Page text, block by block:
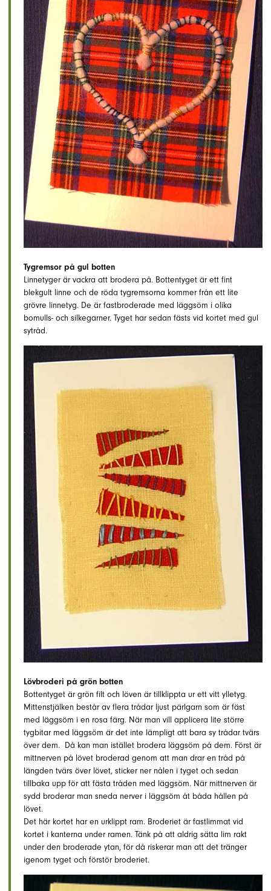
Tygremsor på gul botten
Linnetyger är vackra att brodera på. Bottentyget är ett fint
blekgult linne och de röda tygremsorna kommer från ett lite
grövre linnetyg. De är fastbroderade med läggsöm i olika
bomulls- och silkegarner. Tyget har sedan fästs vid kortet med gul
sytråd.
Lövbroderi på grön botten
Bottentyget är grön filt och löven är tillklippta ur ett vitt ylletyg.
Mittenstjälken består av flera trådar ljust pärlgarn som är fäst
med läggsöm i en rosa färg. När man vill applicera lite större
tygbitar med läggsöm är det inte lämpligt att bara sy trådar tvärs
över dem. Då kan man istället brodera läggsöm på dem. Först är
mittnerven på lövet broderad genom att man drar en tråd på
längden tvärs över lövet, sticker ner nålen i tyget och sedan
tillbaka upp för att fästa tråden med läggsöm. När mittnerven är
sydd broderar man sneda nerver i läggsöm åt båda hållen på
lövet.
Det här kortet har en urklippt ram. Broderiet är fastlimmat vid
kortet i kanterna under ramen. Tänk på att aldrig sätta lim rakt
under den broderade ytan, för då riskerar man att det tränger
igenom tyget och förstör broderiet.